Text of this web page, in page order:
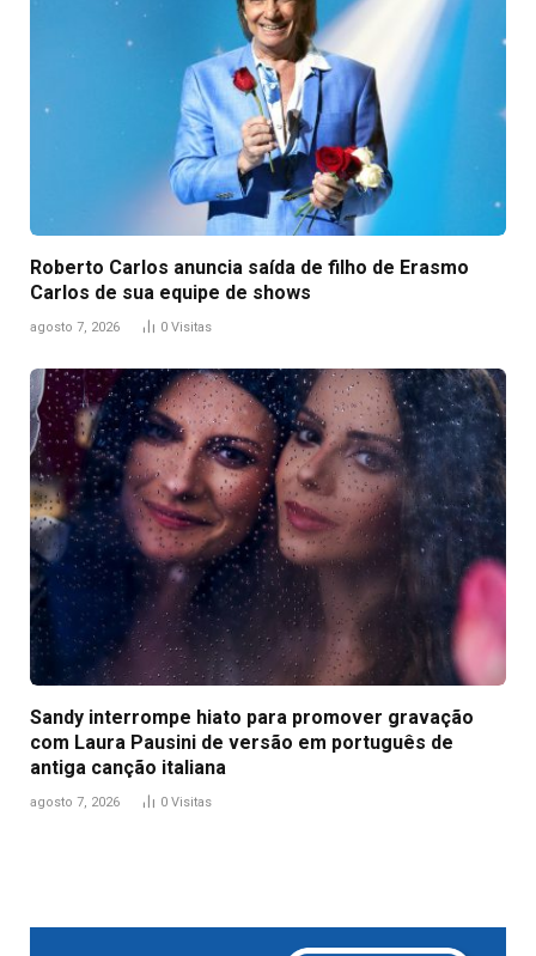
Roberto Carlos anuncia saída de filho de Erasmo
Carlos de sua equipe de shows
agosto 7, 2026 0 Visitas
Sandy interrompe hiato para promover gravação
com Laura Pausini de versão em português de
antiga canção italiana
agosto 7, 2026 0 Visitas